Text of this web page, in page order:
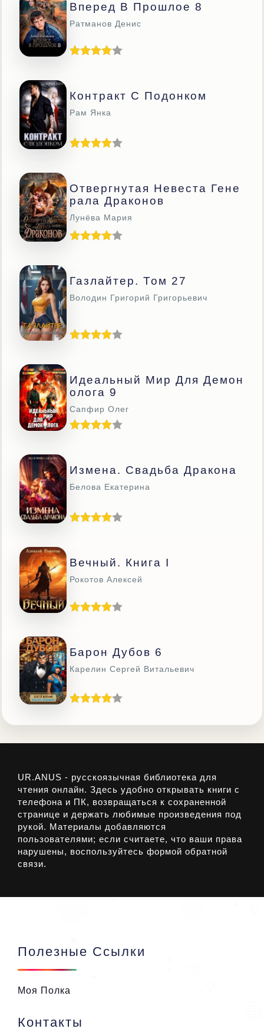
Вперед В Прошлое 8
Ратманов Денис
Контракт С Подонком
Рам Янка
Отвергнутая Невеста Гене
Рала Драконов
Лунёва Мария
Газлайтер. Том 27
Володин Григорий Григорьевич
Идеальный Мир Для Демон
Олога 9
Сапфир Олег
Измена. Свадьба Дракона
Белова Екатерина
Вечный. Книга I
Рокотов Алексей
Барон Дубов 6
Карелин Сергей Витальевич
UR.ANUS - русскоязычная библиотека для
чтения онлайн. Здесь удобно открывать книги с
телефона и ПК, возвращаться к сохраненной
странице и держать любимые произведения под
рукой. Материалы добавляются
пользователями; если считаете, что ваши права
нарушены, воспользуйтесь формой обратной
связи.
Полезные Ссылки
Моя Полка
Контакты